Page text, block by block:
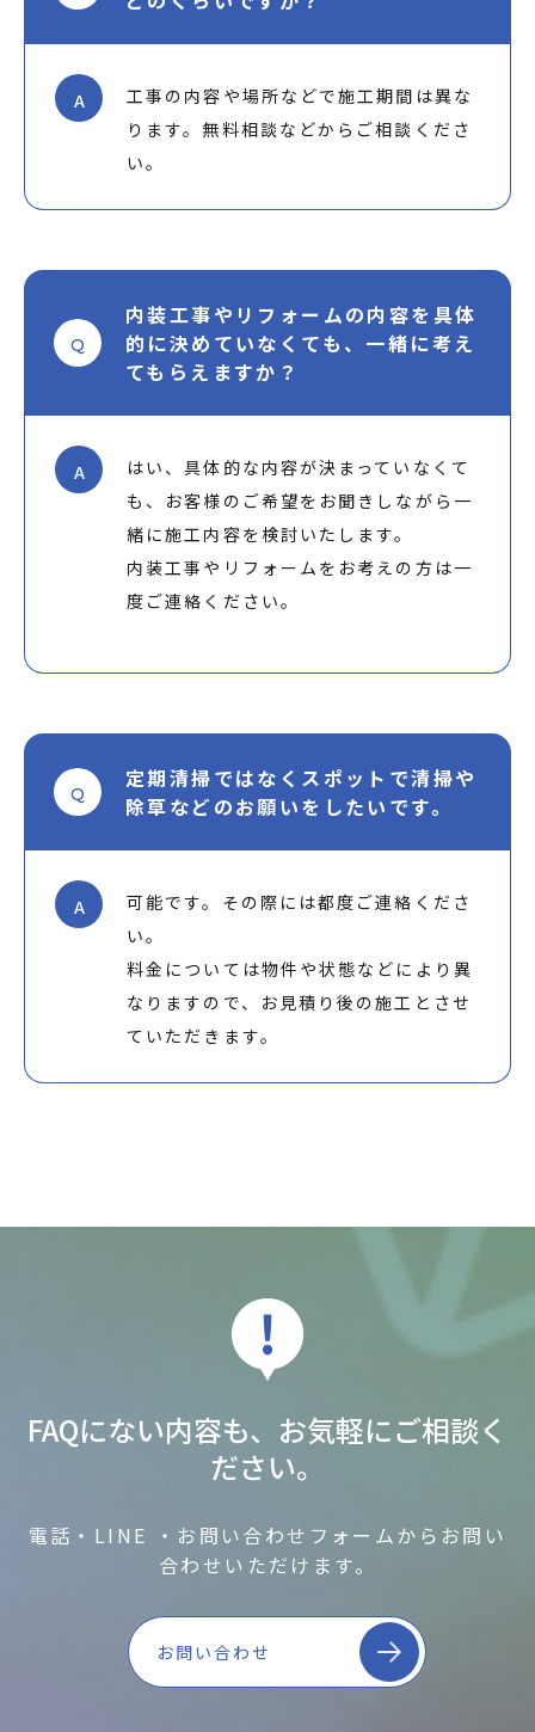
A
工事の内容や場所などで施工期間は異な
ります。無料相談などからご相談くださ
い。
Q
内装工事やリフォームの内容を具体
的に決めていなくても、一緒に考え
てもらえますか？
A
はい、具体的な内容が決まっていなくて
も、お客様のご希望をお聞きしながら一
緒に施工内容を検討いたします。
内装工事やリフォームをお考えの方は一
度ご連絡ください。
Q
定期清掃ではなくスポットで清掃や
除草などのお願いをしたいです。
A
可能です。その際には都度ご連絡くださ
い。
料金については物件や状態などにより異
なりますので、お見積り後の施工とさせ
ていただきます。
FAQにない内容も、お気軽にご相談く
ださい。
電話・LINE ・お問い合わせフォームからお問い
合わせいただけます。
お問い合わせ